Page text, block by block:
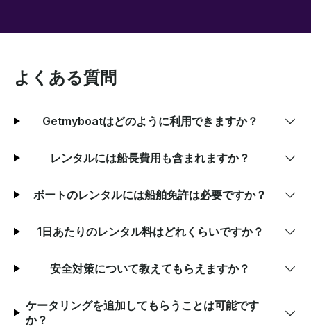
よくある質問
Getmyboatはどのように利用できますか？
レンタルには船長費用も含まれますか？
ボートのレンタルには船舶免許は必要ですか？
1日あたりのレンタル料はどれくらいですか？
安全対策について教えてもらえますか？
ケータリングを追加してもらうことは可能です
か？